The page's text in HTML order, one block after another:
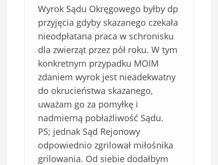
Wyrok Sądu Okręgowego byłby dp
przyjęcia gdyby skazanego czekała
nieodpłatana praca w schronisku
dla zwierząt przez pół roku. W tym
konkretnym przypadku MOIM
zdaniem wyrok jest nieadekwatny
do okrucieństwa skazanego,
uważam go za pomyłkę i
nadmierną pobłażliwość Sądu.
PS; jednak Sąd Rejonowy
odpowiednio zgrilował miłośnika
grilowania. Od siebie dodałbym